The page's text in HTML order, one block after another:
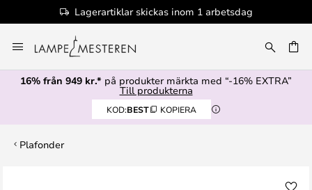
Lagerartiklar skickas inom 1 arbetsdag
till
innehållet
16% från 949 kr.* på produkter märkta med “-16% EXTRA”
Till produkterna
KOD:BEST KOPIERA
Plafonder